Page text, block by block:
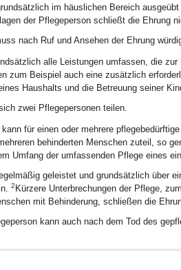
im häuslichen Bereich
der Pflegeperson schließt die Ehrung
nach Ruf und Ansehen der Ehrung
alle Leistungen umfassen, die
zum Beispiel auch eine zusätzlich
Haushalts und die Betreuung seiner
zwei Pflegepersonen teilen.
für einen oder mehrere
behinderten Menschen zuteil, so
Umfang der umfassenden Pflege eines
geleistet und grundsätzlich über
2 Kürzere Unterbrechungen der Pflege,
mit Behinderung, schließen die
kann auch nach dem Tod des